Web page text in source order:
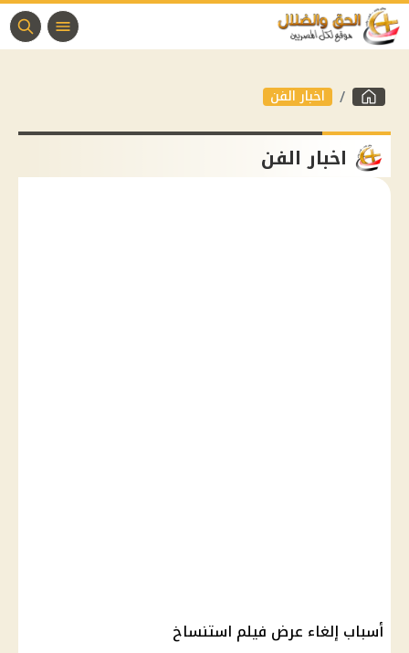
اخبار الفن
اخبار الفن
أسباب إلغاء عرض فيلم استنساخ